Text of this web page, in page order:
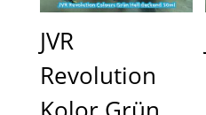
JVR
Revolution